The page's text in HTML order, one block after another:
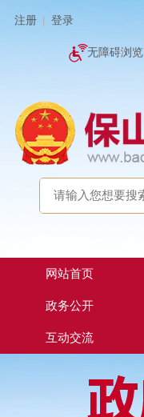
注册 登录
无障碍浏览
网站首页
政务公开
互动交流